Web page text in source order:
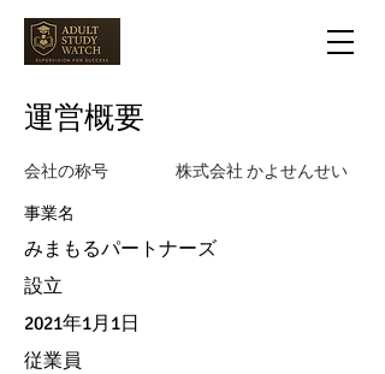
​運営概要
会社の称号 株式会社 かよせんせい
事業名​
​みまもるパートナーズ
設立
​2021年1月1日
​従業員